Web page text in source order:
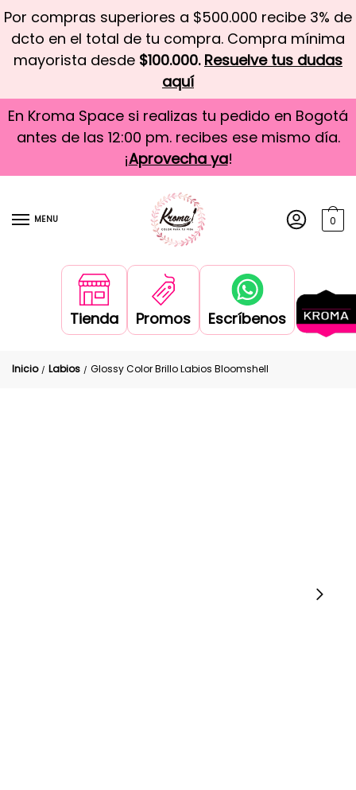
Por compras superiores a $500.000 recibe 3% de
dcto en el total de tu compra. Compra mínima
mayorista desde $100.000. Resuelve tus dudas
aquí
En Kroma Space si realizas tu pedido en Bogotá
antes de las 12:00 pm. recibes ese mismo día.
¡Aprovecha ya!
MENU 0
Tienda Promos Escríbenos
Inicio / Labios / Glossy Color Brillo Labios Bloomshell